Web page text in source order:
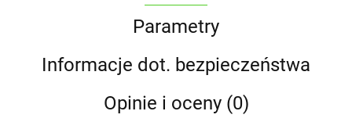
Parametry
Informacje dot. bezpieczeństwa
Opinie i oceny (0)